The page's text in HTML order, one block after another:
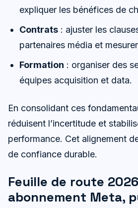
expliquer les bénéfices de
Contrats : ajuster les
partenaires média et
Formation : organiser des
équipes acquisition et data.
En consolidant ces
réduisent l’incertitude et
performance. Cet alignement
de confiance durable.
Feuille de route
abonnement Meta,